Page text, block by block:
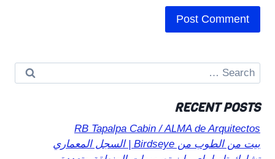
Search
for:
RECENT POSTS
RB Tapalpa Cabin / ALMA de Arquitectos
بيت من الطوب من Birdseye | السجل المعماري